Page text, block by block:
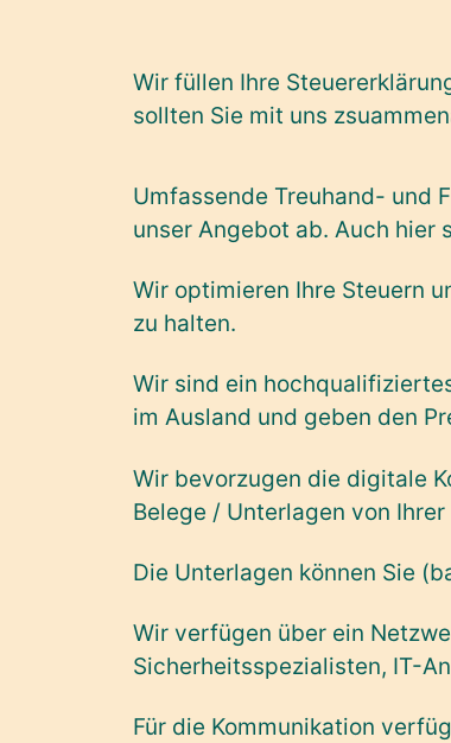
Wir füllen Ihre
sollten Sie mit uns
Umfassende Treuhand- und
unser Angebot ab. Auch
Wir optimieren Ihre Steuern
zu halten.
Wir sind ein
im Ausland und geben den
Wir bevorzugen die digitale
Belege / Unterlagen von
Die Unterlagen können Sie
Wir verfügen über ein
Sicherheitsspezialisten, IT-
Für die Kommunikation